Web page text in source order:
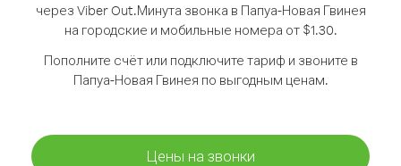
через Viber Out.Минута звонка в Папуа-Новая Гвинея
на городские и мобильные номера от $1.30.
Пополните счёт или подключите тариф и звоните в
Папуа-Новая Гвинея по выгодным ценам.
Цены на звонки